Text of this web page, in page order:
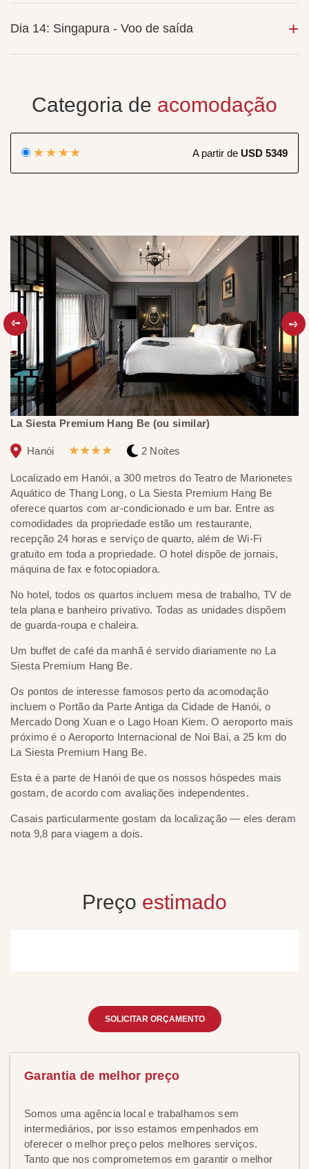
Dia 14: Singapura - Voo de saída
Categoria de acomodação
★★★★ A partir de USD 5349
La Siesta Premium Hang Be (ou similar)
Hanói ★★★★ 2 Noites
Localizado em Hanói, a 300 metros do Teatro de Marionetes
Aquático de Thang Long, o La Siesta Premium Hang Be
oferece quartos com ar-condicionado e um bar. Entre as
comodidades da propriedade estão um restaurante,
recepção 24 horas e serviço de quarto, além de Wi-Fi
gratuito em toda a propriedade. O hotel dispõe de jornais,
máquina de fax e fotocopiadora.
No hotel, todos os quartos incluem mesa de trabalho, TV de
tela plana e banheiro privativo. Todas as unidades dispõem
de guarda-roupa e chaleira.
Um buffet de café da manhã é servido diariamente no La
Siesta Premium Hang Be.
Os pontos de interesse famosos perto da acomodação
incluem o Portão da Parte Antiga da Cidade de Hanói, o
Mercado Dong Xuan e o Lago Hoan Kiem. O aeroporto mais
próximo é o Aeroporto Internacional de Noi Bai, a 25 km do
La Siesta Premium Hang Be.
Esta é a parte de Hanói de que os nossos hóspedes mais
gostam, de acordo com avaliações independentes.
Casais particularmente gostam da localização — eles deram
nota 9,8 para viagem a dois.
Preço estimado
SOLICITAR ORÇAMENTO
Garantia de melhor preço
Somos uma agência local e trabalhamos sem
intermediários, por isso estamos empenhados em
oferecer o melhor preço pelos melhores serviços.
Tanto que nos comprometemos em garantir o melhor